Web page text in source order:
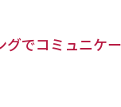
グでコミュニケ